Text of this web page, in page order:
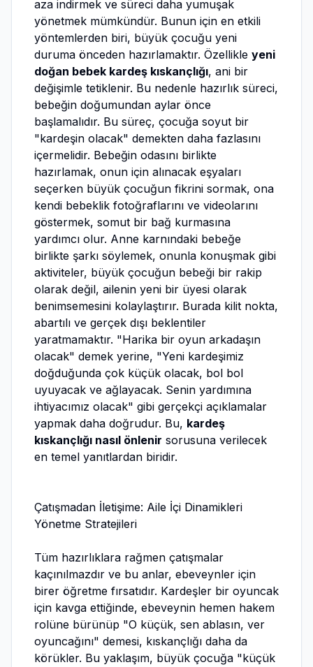
aza indirmek ve süreci daha yumuşak
yönetmek mümkündür. Bunun için en etkili
yöntemlerden biri, büyük çocuğu yeni
duruma önceden hazırlamaktır. Özellikle yeni
doğan bebek kardeş kıskançlığı, ani bir
değişimle tetiklenir. Bu nedenle hazırlık süreci,
bebeğin doğumundan aylar önce
başlamalıdır. Bu süreç, çocuğa soyut bir
"kardeşin olacak" demekten daha fazlasını
içermelidir. Bebeğin odasını birlikte
hazırlamak, onun için alınacak eşyaları
seçerken büyük çocuğun fikrini sormak, ona
kendi bebeklik fotoğraflarını ve videolarını
göstermek, somut bir bağ kurmasına
yardımcı olur. Anne karnındaki bebeğe
birlikte şarkı söylemek, onunla konuşmak gibi
aktiviteler, büyük çocuğun bebeği bir rakip
olarak değil, ailenin yeni bir üyesi olarak
benimsemesini kolaylaştırır. Burada kilit nokta,
abartılı ve gerçek dışı beklentiler
yaratmamaktır. "Harika bir oyun arkadaşın
olacak" demek yerine, "Yeni kardeşimiz
doğduğunda çok küçük olacak, bol bol
uyuyacak ve ağlayacak. Senin yardımına
ihtiyacımız olacak" gibi gerçekçi açıklamalar
yapmak daha doğrudur. Bu, kardeş
kıskançlığı nasıl önlenir sorusuna verilecek
en temel yanıtlardan biridir.
Çatışmadan İletişime: Aile İçi Dinamikleri
Yönetme Stratejileri
Tüm hazırlıklara rağmen çatışmalar
kaçınılmazdır ve bu anlar, ebeveynler için
birer öğretme fırsatıdır. Kardeşler bir oyuncak
için kavga ettiğinde, ebeveynin hemen hakem
rolüne bürünüp "O küçük, sen ablasın, ver
oyuncağını" demesi, kıskançlığı daha da
körükler. Bu yaklaşım, büyük çocuğa "küçük